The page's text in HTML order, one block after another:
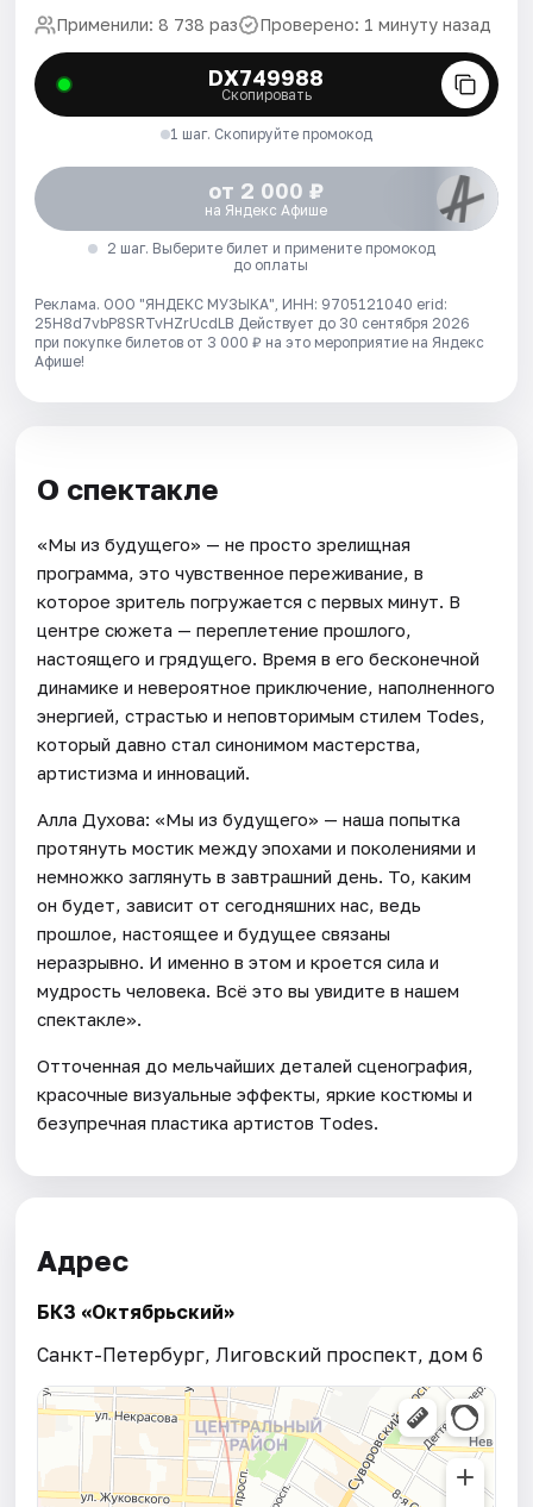
Применили: 8 738 раз Проверено: 1 минуту назад
DX749988
Скопировать
1 шаг. Скопируйте промокод
от 2 000 ₽
на Яндекс Афише
2 шаг. Выберите билет и примените промокод
до оплаты
Реклама. ООО "ЯНДЕКС МУЗЫКА", ИНН: 9705121040 erid:
25H8d7vbP8SRTvHZrUcdLB Действует до 30 сентября 2026
при покупке билетов от 3 000 ₽ на это мероприятие на Яндекс
Афише!
О спектакле
«Мы из будущего» — не просто зрелищная
программа, это чувственное переживание, в
которое зритель погружается с первых минут. В
центре сюжета — переплетение прошлого,
настоящего и грядущего. Время в его бесконечной
динамике и невероятное приключение, наполненного
энергией, страстью и неповторимым стилем Todes,
который давно стал синонимом мастерства,
артистизма и инноваций.
Алла Духова: «Мы из будущего» — наша попытка
протянуть мостик между эпохами и поколениями и
немножко заглянуть в завтрашний день. То, каким
он будет, зависит от сегодняшних нас, ведь
прошлое, настоящее и будущее связаны
неразрывно. И именно в этом и кроется сила и
мудрость человека. Всё это вы увидите в нашем
спектакле».
Отточенная до мельчайших деталей сценография,
красочные визуальные эффекты, яркие костюмы и
безупречная пластика артистов Тodes.
Адрес
БКЗ «Октябрьский»
Санкт-Петербург, Лиговский проспект, дом 6